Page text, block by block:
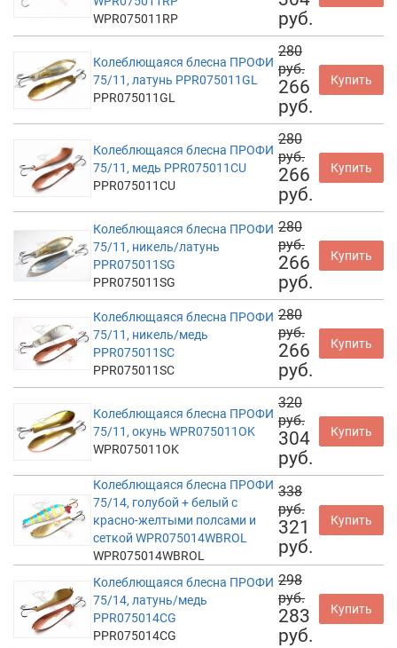
WPR075011RP
руб.
Колеблющаяся блесна ПРОФИ
75/11, латунь PPR075011GL
PPR075011GL
280
руб.
266
руб.
Купить
Колеблющаяся блесна ПРОФИ
75/11, медь PPR075011CU
PPR075011CU
280
руб.
266
руб.
Купить
Колеблющаяся блесна ПРОФИ
75/11, никель/латунь
PPR075011SG
PPR075011SG
280
руб.
266
руб.
Купить
Колеблющаяся блесна ПРОФИ
75/11, никель/медь
PPR075011SC
PPR075011SC
280
руб.
266
руб.
Купить
Колеблющаяся блесна ПРОФИ
75/11, окунь WPR075011OK
WPR075011OK
320
руб.
304
руб.
Купить
Колеблющаяся блесна ПРОФИ
75/14, голубой + белый с
красно-желтыми полсами и
сеткой WPR075014WBROL
WPR075014WBROL
338
руб.
321
руб.
Купить
Колеблющаяся блесна ПРОФИ
75/14, латунь/медь
PPR075014CG
PPR075014CG
298
руб.
283
руб.
Купить